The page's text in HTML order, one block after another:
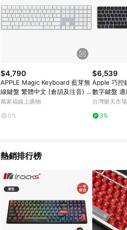
$4,790
APPLE Magic Keyboard 藍芽無
線鍵盤 繁體中文 (倉頡及注音) __
原廠公司貨
萬家福線上購物
0%
$6,539
Apple 巧控
數字鍵盤
片的 Mac
台灣樂天市場
3%
熱銷排行榜